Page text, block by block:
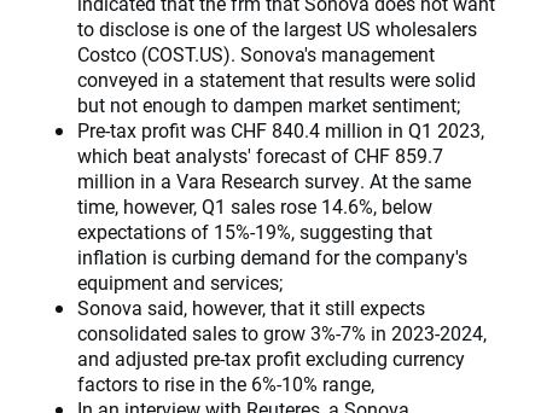
to disclose is one of the largest US wholesalers
Costco (COST.US). Sonova's management
conveyed in a statement that results were solid
but not enough to dampen market sentiment;
Pre-tax profit was CHF 840.4 million in Q1 2023,
which beat analysts' forecast of CHF 859.7
million in a Vara Research survey. At the same
time, however, Q1 sales rose 14.6%, below
expectations of 15%-19%, suggesting that
inflation is curbing demand for the company's
equipment and services;
Sonova said, however, that it still expects
consolidated sales to grow 3%-7% in 2023-2024,
and adjusted pre-tax profit excluding currency
factors to rise in the 6%-10% range,